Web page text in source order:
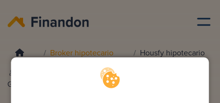
Broker hipotecario Housfy hipotecario
Gonzalez
Editado y revisado por
Rampani